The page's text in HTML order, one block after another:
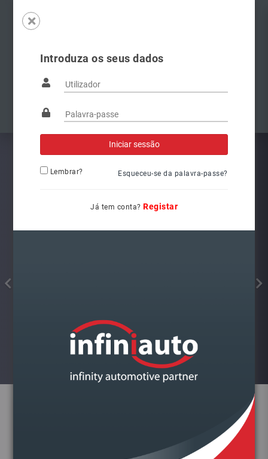
Introduza os seus dados
Lembrar? Esqueceu-se da palavra-passe?
Já tem conta? Registar
Famílias
Visualizar